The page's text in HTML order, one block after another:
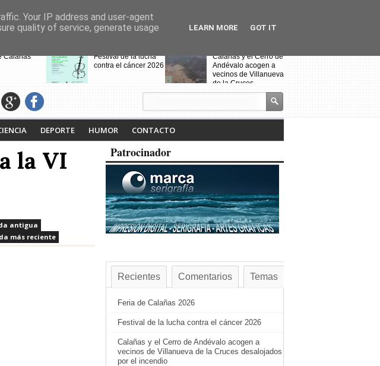
Calañas
Festival de la lucha
contra el cáncer 2026
Calañas y el Cerro de
Andévalo acogen a
vecinos de Villanueva
de la Cruces
desalojados por el
de
Calañas celebra la VII
Tejero" y la
proyección de la
pasada ruta
Noche Blanca en
escuela de baile
DEPORTE HUMOR CONTACTO
la VI
antigua
más reciente
Patrocinador
Recientes Comentarios Temas
Feria de Calañas 2026
Festival de la lucha contra el cáncer 2026
Calañas y el Cerro de Andévalo acogen a
vecinos de Villanueva de la Cruces desalojados
por el incendio
Your IP address and user-agent
quality of service, generate usage
LEARN MORE GOT IT